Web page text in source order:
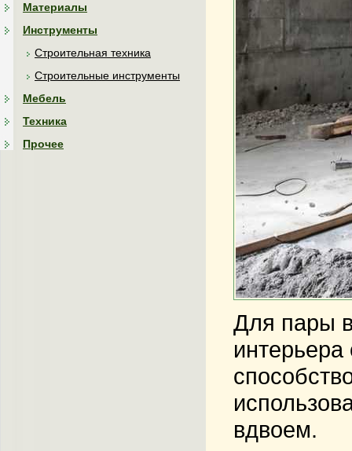
Материалы
Инструменты
Строительная техника
Строительные инструменты
Мебель
Техника
Прочее
Для пары
вдвоем.